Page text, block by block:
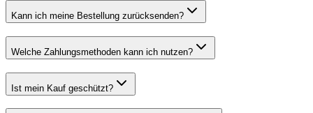
Kann ich meine Bestellung zurücksenden?
Welche Zahlungsmethoden kann ich nutzen?
Ist mein Kauf geschützt?